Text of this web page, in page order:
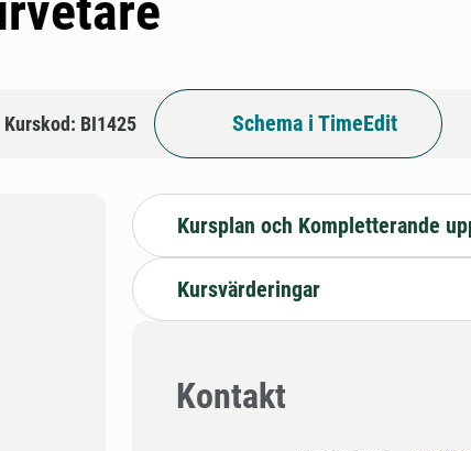
Kurskod: BI1425 Schema i TimeEdit
Kursplan och Kompletterande
Kursvärderingar
Kontakt